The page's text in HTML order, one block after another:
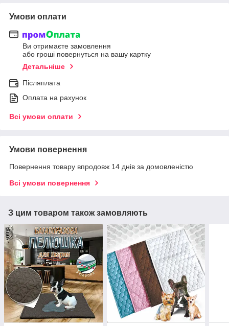
Умови оплати
Ви отримаєте замовлення
або гроші повернуться на вашу картку
Детальніше
Післяплата
Оплата на рахунок
Всі умови оплати
Умови повернення
Повернення товару впродовж 14 днів за домовленістю
Всі умови повернення
З цим товаром також замовляють